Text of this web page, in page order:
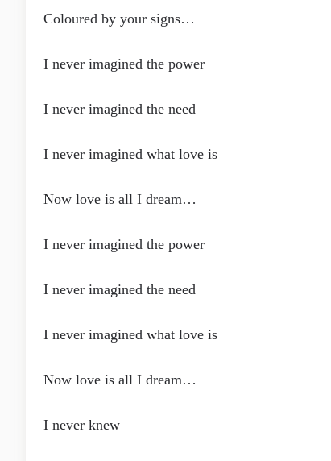
Coloured by your signs…
I never imagined the power
I never imagined the need
I never imagined what love is
Now love is all I dream…
I never imagined the power
I never imagined the need
I never imagined what love is
Now love is all I dream…
I never knew